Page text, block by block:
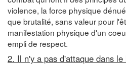
violence, la force physique
que brutalité, sans valeur pour
manifestation physique d'un
empli de respect.
2. Il n'y a pas d'attaque dans le